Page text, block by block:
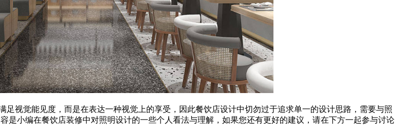
视觉能见度，而是在表达一种视觉上的享受，因此餐饮店设计中切勿过于追求单一的设计思路，需要与照
是小编在餐饮店装修中对照明设计的一些个人看法与理解，如果您还有更好的建议，请在下方一起参与讨论